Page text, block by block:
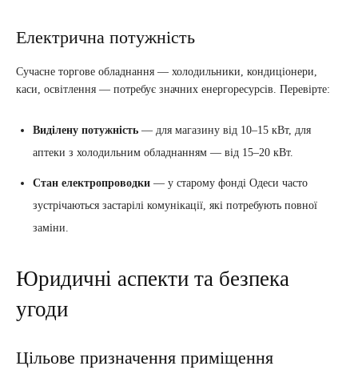
Електрична потужність
Сучасне торгове обладнання — холодильники, кондиціонери,
каси, освітлення — потребує значних енергоресурсів. Перевірте:
Виділену потужність — для магазину від 10–15 кВт, для
аптеки з холодильним обладнанням — від 15–20 кВт.
Стан електропроводки — у старому фонді Одеси часто
зустрічаються застарілі комунікації, які потребують повної
заміни.
Юридичні аспекти та безпека
угоди
Цільове призначення приміщення